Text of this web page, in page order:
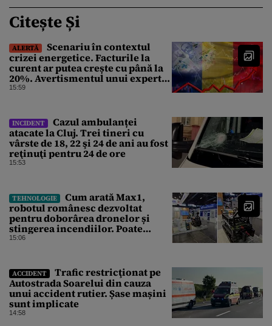
Citește Și
ALERTĂ
Scenariu în contextul
crizei energetice. Facturile la
curent ar putea crește cu până la
20%. Avertismentul unui expert
în energie
15:59
INCIDENT
Cazul ambulanței
atacate la Cluj. Trei tineri cu
vârste de 18, 22 şi 24 de ani au fost
reţinuţi pentru 24 de ore
15:53
TEHNOLOGIE
Cum arată Max1,
robotul românesc dezvoltat
pentru doborârea dronelor și
stingerea incendiilor. Poate
transporta încărcături de până la
15:06
ACCIDENT
Trafic restricţionat pe
Autostrada Soarelui din cauza
unui accident rutier. Șase mașini
sunt implicate
14:58